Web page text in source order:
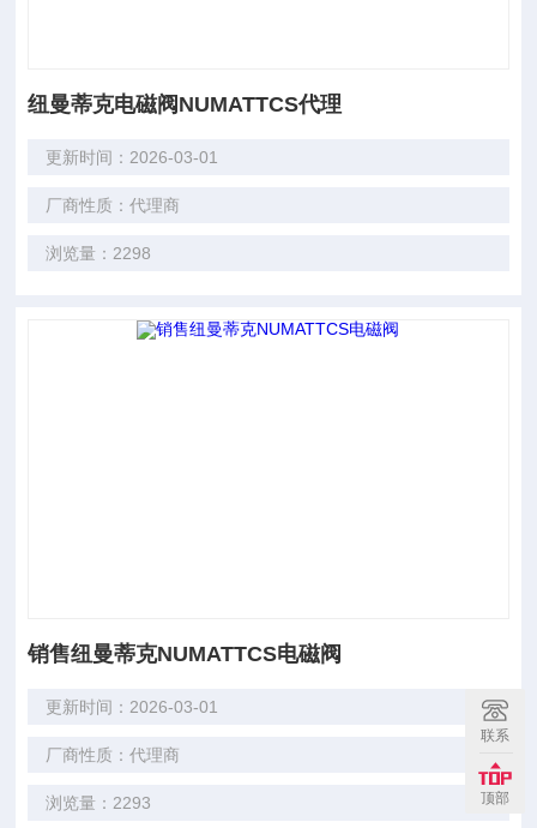
纽曼蒂克电磁阀NUMATTCS代理
更新时间：2026-03-01
厂商性质：代理商
浏览量：2298
销售纽曼蒂克NUMATTCS电磁阀
更新时间：2026-03-01
厂商性质：代理商
浏览量：2293
联系
顶部